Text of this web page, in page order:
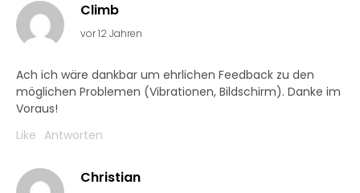
Climb
vor 12 Jahren
Ach ich wäre dankbar um ehrlichen Feedback zu den
möglichen Problemen (Vibrationen, Bildschirm). Danke im
Voraus!
Like Antworten
Christian